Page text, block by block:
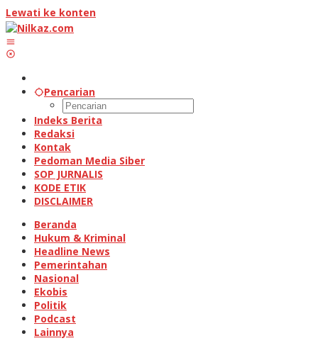
Lewati ke konten
Pencarian
Indeks Berita
Redaksi
Kontak
Pedoman Media Siber
SOP JURNALIS
KODE ETIK
DISCLAIMER
Beranda
Hukum & Kriminal
Headline News
Pemerintahan
Nasional
Ekobis
Politik
Podcast
Lainnya